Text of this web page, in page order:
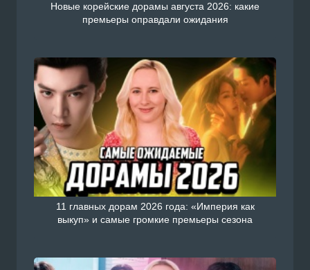
Новые корейские дорамы августа 2026: какие
премьеры оправдали ожидания
11 главных дорам 2026 года: «Империя как
выкуп» и самые громкие премьеры сезона